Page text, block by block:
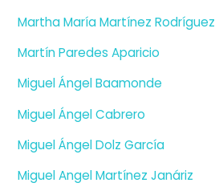
Martha María Martínez Rodríguez
Martín Paredes Aparicio
Miguel Ángel Baamonde
Miguel Ángel Cabrero
Miguel Ángel Dolz García
Miguel Angel Martínez Janáriz